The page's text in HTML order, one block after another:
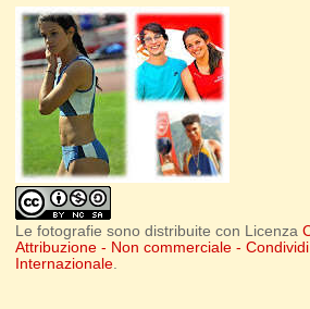
Le fotografie sono distribuite con Licenza
Attribuzione - Non commerciale -
Internazionale.